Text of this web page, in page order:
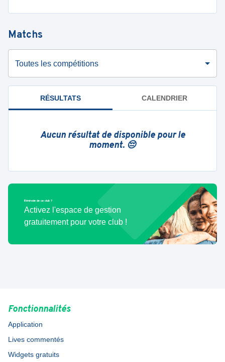
Matchs
Toutes les compétitions
RÉSULTATS CALENDRIER
Aucun résultat de disponible pour le
moment. 😔
Bénévole de ce club ?
Activez l'espace de gestion
gratuitement pour votre club !
Fonctionnalités
Application
Lives commentés
Widgets gratuits